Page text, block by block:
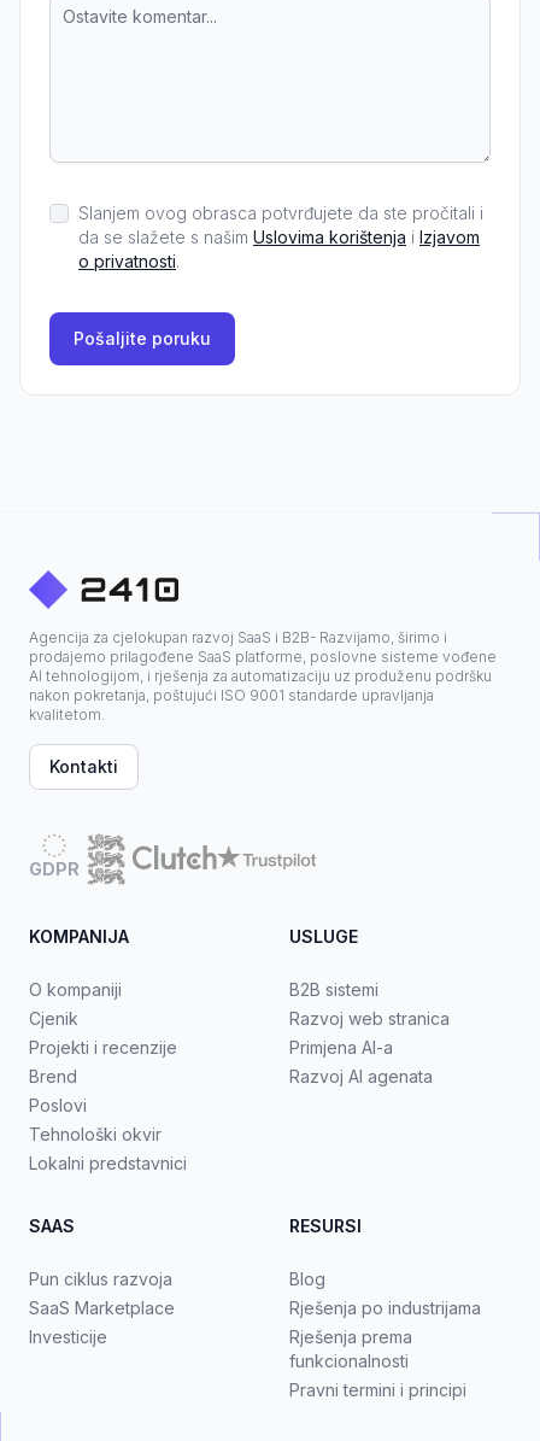
Slanjem ovog obrasca potvrđujete da ste pročitali i
da se slažete s našim Uslovima korištenja i Izjavom
o privatnosti.
Pošaljite poruku
Agencija za cjelokupan razvoj SaaS i B2B- Razvijamo, širimo i
prodajemo prilagođene SaaS platforme, poslovne sisteme vođene
AI tehnologijom, i rješenja za automatizaciju uz produženu podršku
nakon pokretanja, poštujući ISO 9001 standarde upravljanja
kvalitetom.
Kontakti
GDPR
KOMPANIJA
O kompaniji
Cjenik
Projekti i recenzije
Brend
Poslovi
Tehnološki okvir
Lokalni predstavnici
USLUGE
B2B sistemi
Razvoj web stranica
Primjena AI-a
Razvoj AI agenata
SAAS
Pun ciklus razvoja
SaaS Marketplace
Investicije
RESURSI
Blog
Rješenja po industrijama
Rješenja prema
funkcionalnosti
Pravni termini i principi